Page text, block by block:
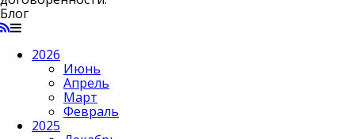
Блог
2026
Июнь
Апрель
Март
Февраль
2025